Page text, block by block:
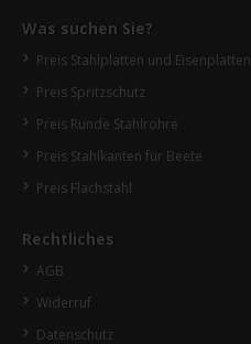
Was suchen Sie?
Preis Stahlplatten und Eisenplatten
Preis Spritzschutz
Preis Runde Stahlrohre
Preis Stahlkanten für Beete
Preis Flachstahl
Rechtliches
AGB
Widerruf
Datenschutz